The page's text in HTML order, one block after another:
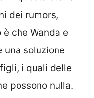
dei rumors,
che Wanda e
una soluzione
i quali delle
possono nulla.